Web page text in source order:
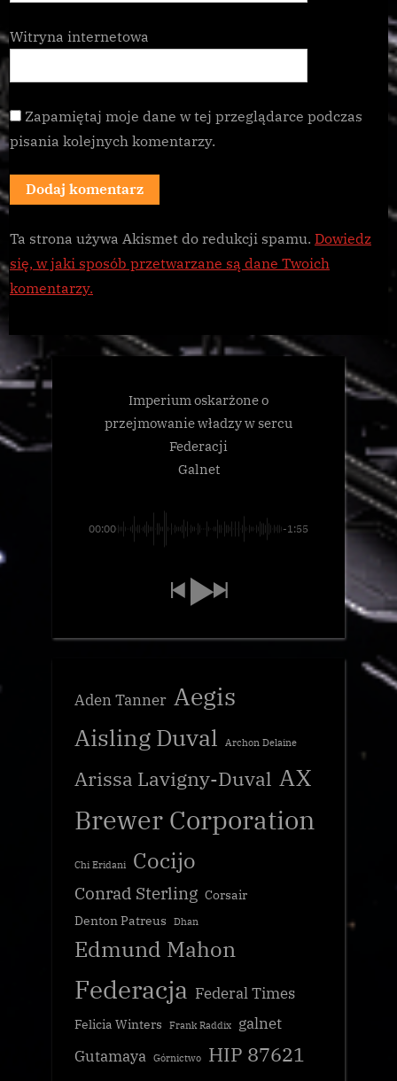
Witryna internetowa
Zapamiętaj moje dane w tej przeglądarce podczas
pisania kolejnych komentarzy.
Ta strona używa Akismet do redukcji spamu. Dowiedz
się, w jaki sposób przetwarzane są dane Twoich
komentarzy.
Imperium oskarżone o
przejmowanie władzy w sercu
Federacji
Galnet
00:00 -1:55
Aden Tanner Aegis
Aisling Duval Archon Delaine
Arissa Lavigny-Duval AX
Brewer Corporation
Chi Eridani Cocijo
Conrad Sterling Corsair
Denton Patreus
Dhan
Edmund Mahon
Federacja Federal Times
Felicia Winters Frank Raddix
galnet
Gutamaya Górnictwo HIP 87621